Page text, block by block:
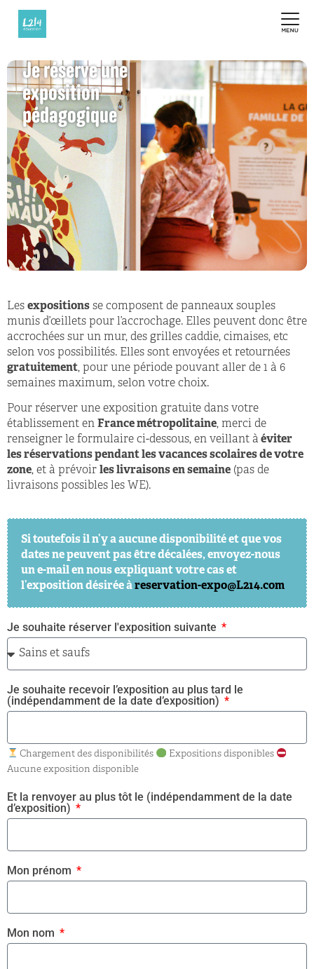
Je réserve une
exposition
pédagogique
Les expositions se composent de panneaux souples
munis d’œillets pour l’accrochage. Elles peuvent donc être
accrochées sur un mur, des grilles caddie, cimaises, etc
selon vos possibilités. Elles sont envoyées et retournées
gratuitement, pour une période pouvant aller de 1 à 6
semaines maximum, selon votre choix.
Pour réserver une exposition gratuite dans votre
établissement en France métropolitaine, merci de
renseigner le formulaire ci-dessous, en veillant à éviter
les réservationspendant les vacances scolaires de votre
zone, et à prévoir les livraisons en semaine (pas de
livraisons possibles les WE).
Si toutefois il n’y a aucune disponibilité et que vos
dates ne peuvent pas être décalées, envoyez-nous
un e-mail en nous expliquant votre cas et
l’exposition désirée àreservation-expo@L214.com
Je souhaite réserver l'exposition suivante
Je souhaite recevoir l’exposition au plus tard le
(indépendamment de la date d’exposition)
Chargement des disponibilités
Expositions disponibles
Aucune exposition disponible
Et la renvoyer au plus tôt le (indépendamment de la date
d’exposition)
Mon prénom
Mon nom